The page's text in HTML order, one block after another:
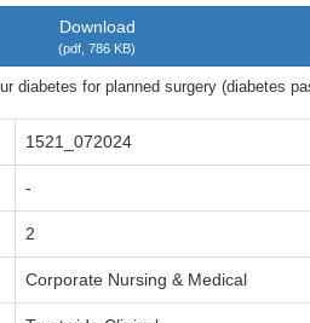
Download
(pdf, 786 KB)
diabetes for planned surgery (diabetes
1521_072024
-
2
Corporate Nursing & Medical